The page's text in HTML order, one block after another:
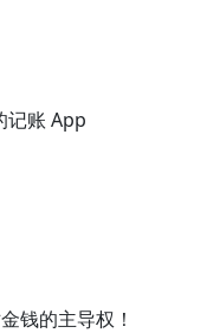
记账 App
钱的主导权！